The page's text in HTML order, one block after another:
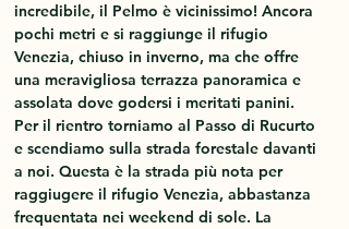
incredibile, il Pelmo è vicinissimo! Ancora
pochi metri e si raggiunge il rifugio
Venezia, chiuso in inverno, ma che offre
una meravigliosa terrazza panoramica e
assolata dove godersi i meritati panini.
Per il rientro torniamo al Passo di Rucurto
e scendiamo sulla strada forestale davanti
a noi. Questa è la strada più nota per
raggiugere il rifugio Venezia, abbastanza
frequentata nei weekend di sole. La